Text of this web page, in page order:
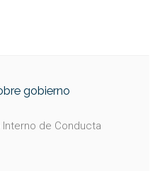
gobierno
de Conducta